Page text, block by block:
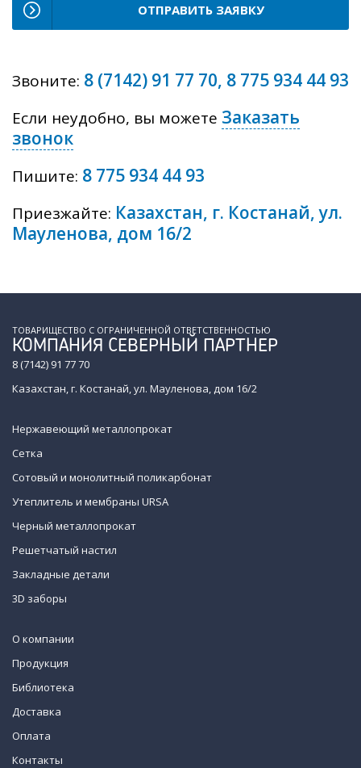
ОТПРАВИТЬ ЗАЯВКУ
Звоните: 8 (7142) 91 77 70, 8 775 934 44 93
Если неудобно, вы можете Заказать
звонок
Пишите: 8 775 934 44 93
Приезжайте: Казахстан, г. Костанай, ул.
Мауленова, дом 16/2
ТОВАРИЩЕСТВО С ОГРАНИЧЕННОЙ ОТВЕТСТВЕННОСТЬЮ
КОМПАНИЯ СЕВЕРНЫЙ ПАРТНЕР
8 (7142) 91 77 70
Казахстан, г. Костанай, ул. Мауленова, дом 16/2
Нержавеющий металлопрокат
Сетка
Сотовый и монолитный поликарбонат
Утеплитель и мембраны URSA
Черный металлопрокат
Решетчатый настил
Закладные детали
3D заборы
О компании
Продукция
Библиотека
Доставка
Оплата
Контакты